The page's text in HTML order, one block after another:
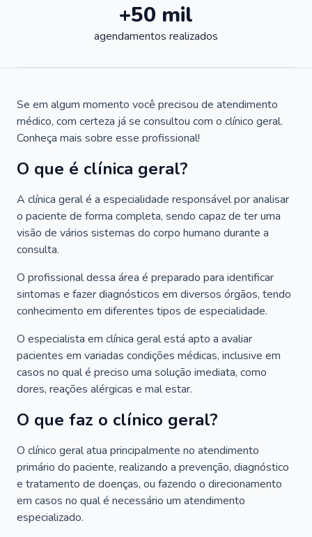
+50 mil
agendamentos realizados
Se em algum momento você precisou de atendimento
médico, com certeza já se consultou com o clínico geral.
Conheça mais sobre esse profissional!
O que é clínica geral?
A clínica geral é a especialidade responsável por analisar
o paciente de forma completa, sendo capaz de ter uma
visão de vários sistemas do corpo humano durante a
consulta.
O profissional dessa área é preparado para identificar
sintomas e fazer diagnósticos em diversos órgãos, tendo
conhecimento em diferentes tipos de especialidade.
O especialista em clínica geral está apto a avaliar
pacientes em variadas condições médicas, inclusive em
casos no qual é preciso uma solução imediata, como
dores, reações alérgicas e mal estar.
O que faz o clínico geral?
O clínico geral atua principalmente no atendimento
primário do paciente, realizando a prevenção, diagnóstico
e tratamento de doenças, ou fazendo o direcionamento
em casos no qual é necessário um atendimento
especializado.